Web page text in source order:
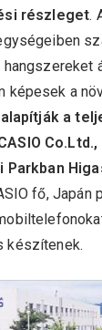
részleget.
képesek a
a
Co.Ltd.,
Parkban
fő, Japán
készítenek.